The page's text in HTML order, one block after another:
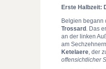
Erste Halbzeit:
Belgien begann
Trossard . Das
an der linken
am
Ketelaere , der
offensichtlicher